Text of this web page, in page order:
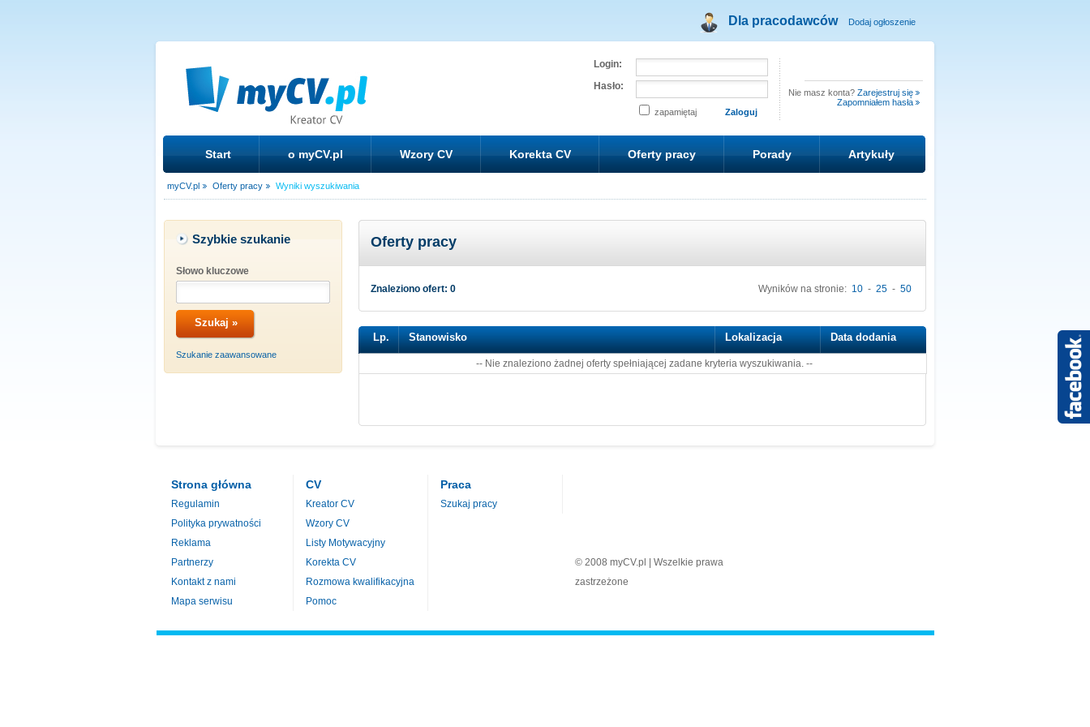
Dla pracodawców Dodaj ogłoszenie
Login:
Hasło:
zapamiętaj
Nie masz konta? Zarejestruj się
Zapomniałem hasła
Start o myCV.pl Wzory CV Korekta CV Oferty pracy Porady Artykuły
myCV.pl Oferty pracy Wyniki wyszukiwania
Szybkie szukanie
Słowo kluczowe
Szukanie zaawansowane
Oferty pracy
Znaleziono ofert: 0 Wyników na stronie: 10 - 25 - 50
Lp. Stanowisko Lokalizacja Data dodania
-- Nie znaleziono żadnej oferty spełniającej zadane kryteria wyszukiwania. --
Strona główna
Regulamin
Polityka prywatności
Reklama
Partnerzy
Kontakt z nami
Mapa serwisu
CV
Kreator CV
Wzory CV
Listy Motywacyjny
Korekta CV
Rozmowa kwalifikacyjna
Pomoc
Praca
Szukaj pracy
© 2008 myCV.pl | Wszelkie prawa
zastrzeżone